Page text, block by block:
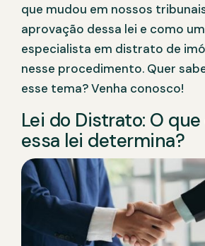
que mudou em nossos
aprovação dessa lei e como
especialista em distrato de
nesse procedimento. Quer
esse tema? Venha conosco!
Lei do Distrato: O
essa lei determina?